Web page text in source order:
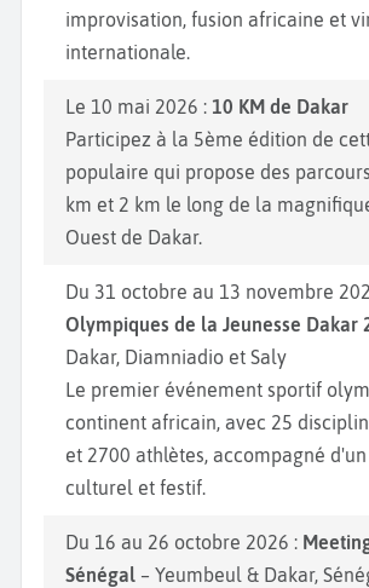
improvisation, fusion africaine et
internationale.
Le 10 mai 2026 : 10 KM de Dakar
Participez à la 5ème édition de
populaire qui propose des
km et 2 km le long de la
Ouest de Dakar.
Du 31 octobre au 13 novembre
Olympiques de la Jeunesse Dakar
Dakar, Diamniadio et Saly
Le premier événement sportif
continent africain, avec 25
et 2700 athlètes, accompagné
culturel et festif.
Du 16 au 26 octobre 2026 :
Sénégal – Yeumbeul & Dakar,